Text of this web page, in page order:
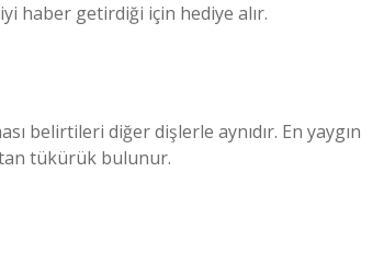
haber getirdiği için hediye alır.
belirtileri diğer dişlerle aynıdır. En yaygın
tükürük bulunur.